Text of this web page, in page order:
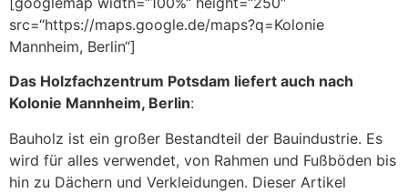
src=“https://maps.google.de/maps?q=Kolonie
Mannheim, Berlin“]
Das Holzfachzentrum Potsdam liefert auch nach
Kolonie Mannheim, Berlin:
Bauholz ist ein großer Bestandteil der Bauindustrie. Es
wird für alles verwendet, von Rahmen und Fußböden bis
hin zu Dächern und Verkleidungen. Dieser Artikel